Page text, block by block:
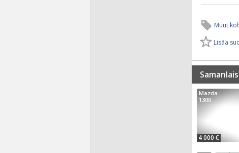
Muut
Lisää
Mazda
1300
4 000 €